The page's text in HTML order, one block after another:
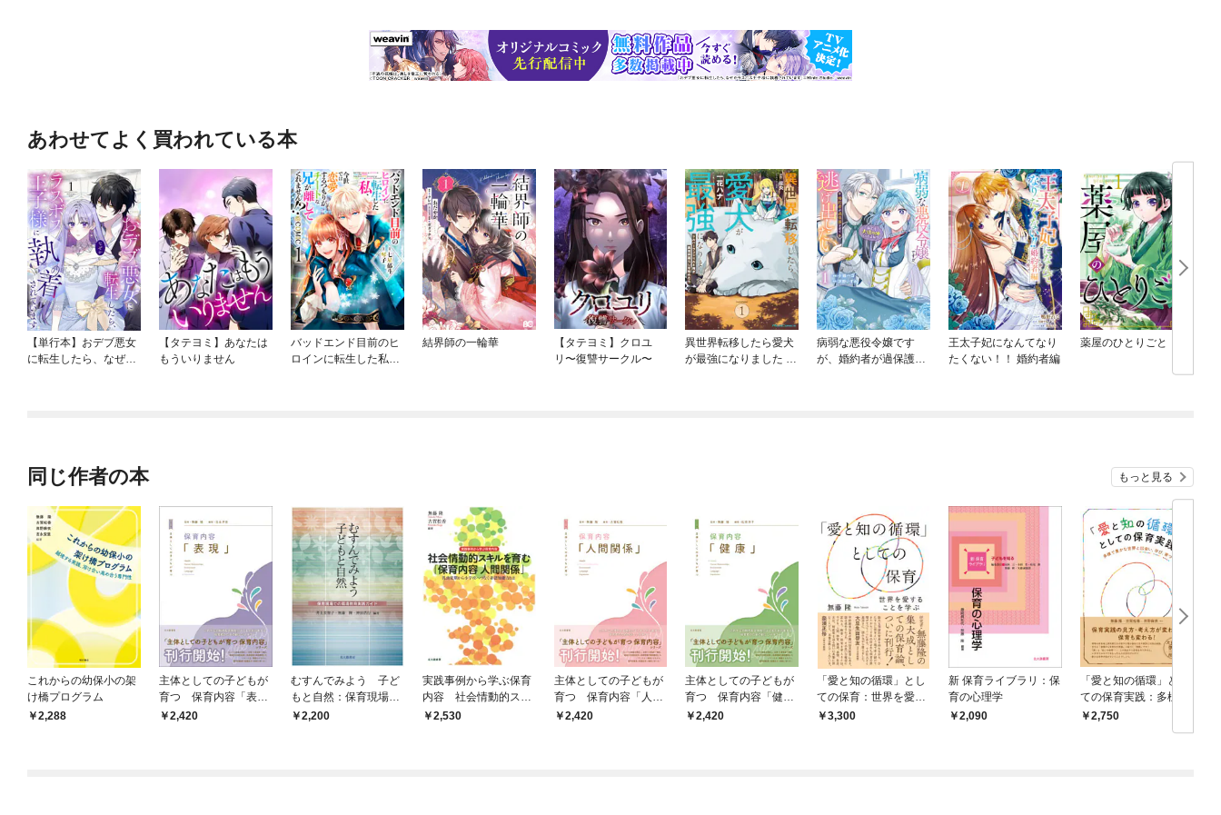
あわせてよく買われている本
【単行本】おデブ悪女
に転生したら、なぜか
【タテヨミ】あなたは
もういりません
バッドエンド目前のヒ
ロインに転生した私、
結界師の一輪華
【タテヨミ】クロユ
リ〜復讐サークル〜
異世界転移したら愛犬
が最強になりました ～
病弱な悪役令嬢です
が、婚約者が過保護す
王太子妃になんてなり
たくない！！ 婚約者編
薬屋のひとりごと
同じ作者の本 もっと見る
これからの幼保小の架
け橋プログラム
2,288
主体としての子どもが
育つ 保育内容「表
現」2,420
むすんでみよう 子ど
もと自然：保育現場で
の環境教育実践ガイド
2,200
実践事例から学ぶ保育
内容 社会情動的スキ
ルを育む「保育内容 人
2,530
主体としての子どもが
育つ 保育内容「人間
関係」
2,420
主体としての子どもが
育つ 保育内容「健
康」2,420
「愛と知の循環」とし
ての保育：世界を愛す
ることを学ぶ
3,300
新 保育ライブラリ：保
育の心理学
2,090
「愛と知の循環」とし
ての保育実践：多様で
豊かな世界と出会い，
2,750